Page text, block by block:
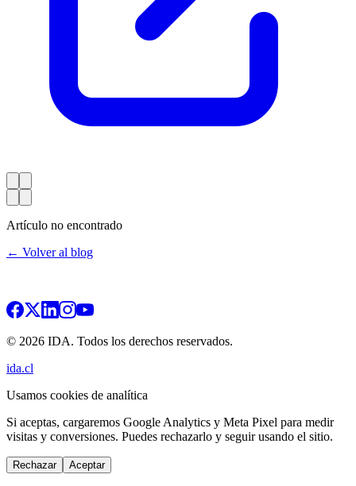
Artículo no encontrado
← Volver al blog
© 2026 IDA. Todos los derechos reservados.
ida.cl
Usamos cookies de analítica
Si aceptas, cargaremos Google Analytics y Meta Pixel para medir
visitas y conversiones. Puedes rechazarlo y seguir usando el sitio.
Rechazar Aceptar